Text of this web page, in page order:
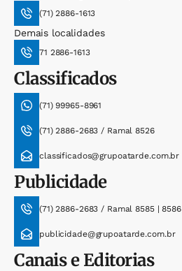
(71) 2886-1613
Demais localidades
71 2886-1613
Classificados
(71) 99965-8961
(71) 2886-2683 / Ramal 8526
classificados@grupoatarde.com.br
Publicidade
(71) 2886-2683 / Ramal 8585 | 8586
publicidade@grupoatarde.com.br
Canais e Editorias